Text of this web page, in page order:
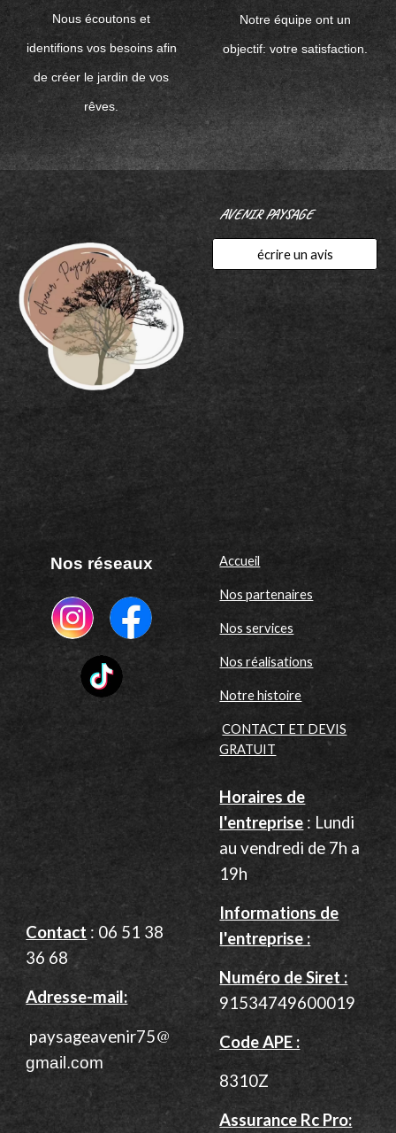
Nous écoutons et
identifions vos besoins afin
de créer le jardin de vos
rêves.
Notre équipe ont un
objectif: votre satisfaction.
AVENIR PAYSAGE
écrire un avis
Nos réseaux
Contact : 06 51 38
36 68
Adresse-mail:
paysageavenir75@
gmail.com
Accueil
Nos partenaires
Nos services
Nos réalisations
Notre histoire
CONTACT ET DEVIS
GRATUIT
Horaires de
l'entreprise : Lundi
au vendredi de 7h a
19h
Informations de
l'entreprise :
Numéro de Siret :
91534749600019
Code APE :
8310Z
Assurance Rc Pro: